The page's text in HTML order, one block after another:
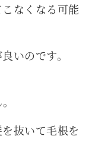
なくなる可能
いのです。
抜いて毛根を